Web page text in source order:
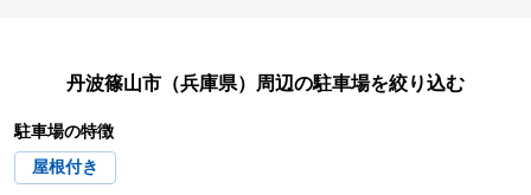
川西市 川辺郡猪名川町
神崎郡市川町
神戸市
丹波篠山市（兵庫県）
周辺の駐車場を絞り込む
駐車場の特徴
屋根付き